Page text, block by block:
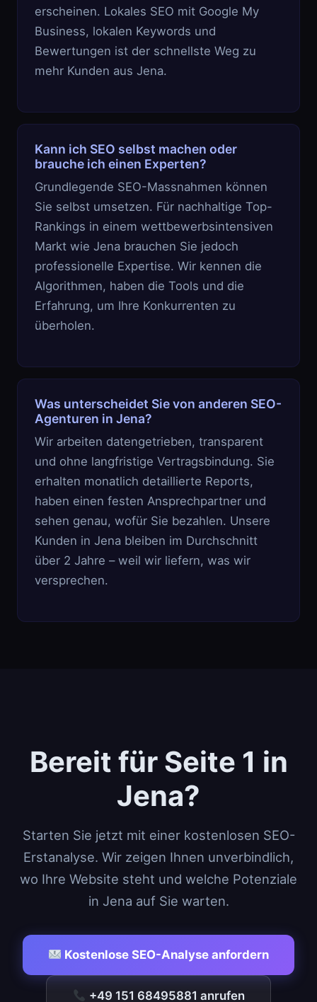
erscheinen. Lokales SEO mit Google My
Business, lokalen Keywords und
Bewertungen ist der schnellste Weg zu
mehr Kunden aus Jena.
Kann ich SEO selbst machen oder
brauche ich einen Experten?
Grundlegende SEO-Massnahmen können
Sie selbst umsetzen. Für nachhaltige Top-
Rankings in einem wettbewerbsintensiven
Markt wie Jena brauchen Sie jedoch
professionelle Expertise. Wir kennen die
Algorithmen, haben die Tools und die
Erfahrung, um Ihre Konkurrenten zu
überholen.
Was unterscheidet Sie von anderen SEO-
Agenturen in Jena?
Wir arbeiten datengetrieben, transparent
und ohne langfristige Vertragsbindung. Sie
erhalten monatlich detaillierte Reports,
haben einen festen Ansprechpartner und
sehen genau, wofür Sie bezahlen. Unsere
Kunden in Jena bleiben im Durchschnitt
über 2 Jahre – weil wir liefern, was wir
versprechen.
Bereit für Seite 1 in
Jena?
Starten Sie jetzt mit einer kostenlosen SEO-
Erstanalyse. Wir zeigen Ihnen unverbindlich,
wo Ihre Website steht und welche Potenziale
in Jena auf Sie warten.
Kostenlose SEO-Analyse anfordern
+49 151 68495881 anrufen